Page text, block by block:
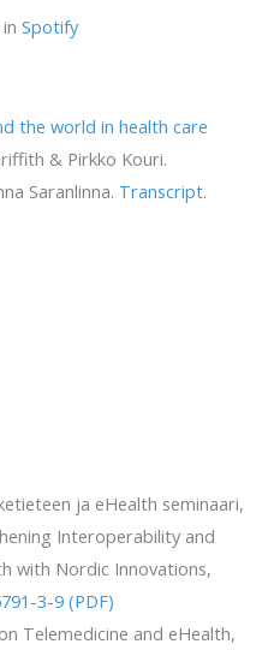
Spotify
the world in health care
& Pirkko Kouri.
Saranlinna. Transcript.
ja eHealth seminaari,
Interoperability and
with Nordic Innovations,
3-9 (PDF)
Telemedicine and eHealth,